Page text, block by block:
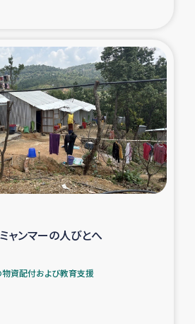
ャンマーの人びとへ
資配付および教育支援